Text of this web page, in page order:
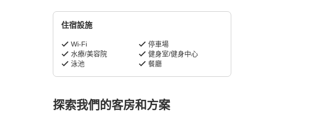
住宿設施
Wi-Fi
停車場
水療/美容院
健身室/健身中心
泳池
餐廳
探索我們的客房和方案